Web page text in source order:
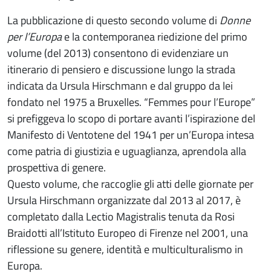
La pubblicazione di questo secondo volume di Donne
per l’Europae la contemporanea riedizione del primo
volume (del 2013) consentono di evidenziare un
itinerario di pensiero e discussione lungo la strada
indicata da Ursula Hirschmann e dal gruppo da lei
fondato nel 1975 a Bruxelles. “Femmes pour l’Europe”
si prefiggeva lo scopo di portare avanti l’ispirazione del
Manifesto di Ventotene del 1941 per un’Europa intesa
come patria di giustizia e uguaglianza, aprendola alla
prospettiva di genere.
Questo volume, che raccoglie gli atti delle giornate per
Ursula Hirschmann organizzate dal 2013 al 2017, è
completato dalla Lectio Magistralis tenuta da Rosi
Braidotti all’Istituto Europeo di Firenze nel 2001, una
riflessione su genere, identità e multiculturalismo in
Europa.